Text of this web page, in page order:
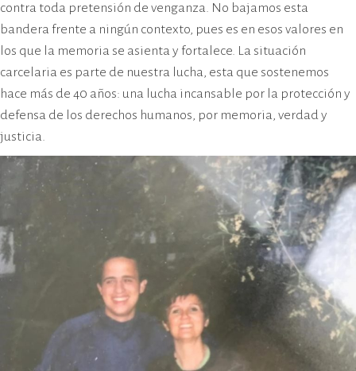
contra toda pretensión de venganza. No bajamos esta
bandera frente a ningún contexto, pues es en esos valores en
los que la memoria se asienta y fortalece. La situación
carcelaria es parte de nuestra lucha, esta que sostenemos
hace más de 40 años: una lucha incansable por la protección y
defensa de los derechos humanos, por memoria, verdad y
justicia.